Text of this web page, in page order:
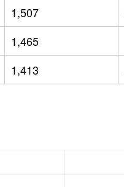
1,507
1,465
1,413